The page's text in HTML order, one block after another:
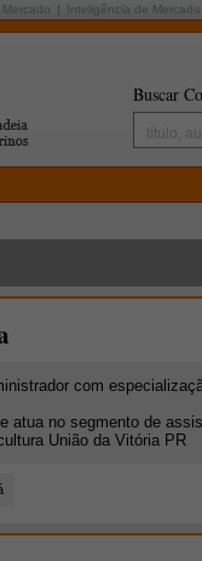
Mercado Inteligência de Mercado
Buscar
com
atua no segmento de
União da Vitória PR